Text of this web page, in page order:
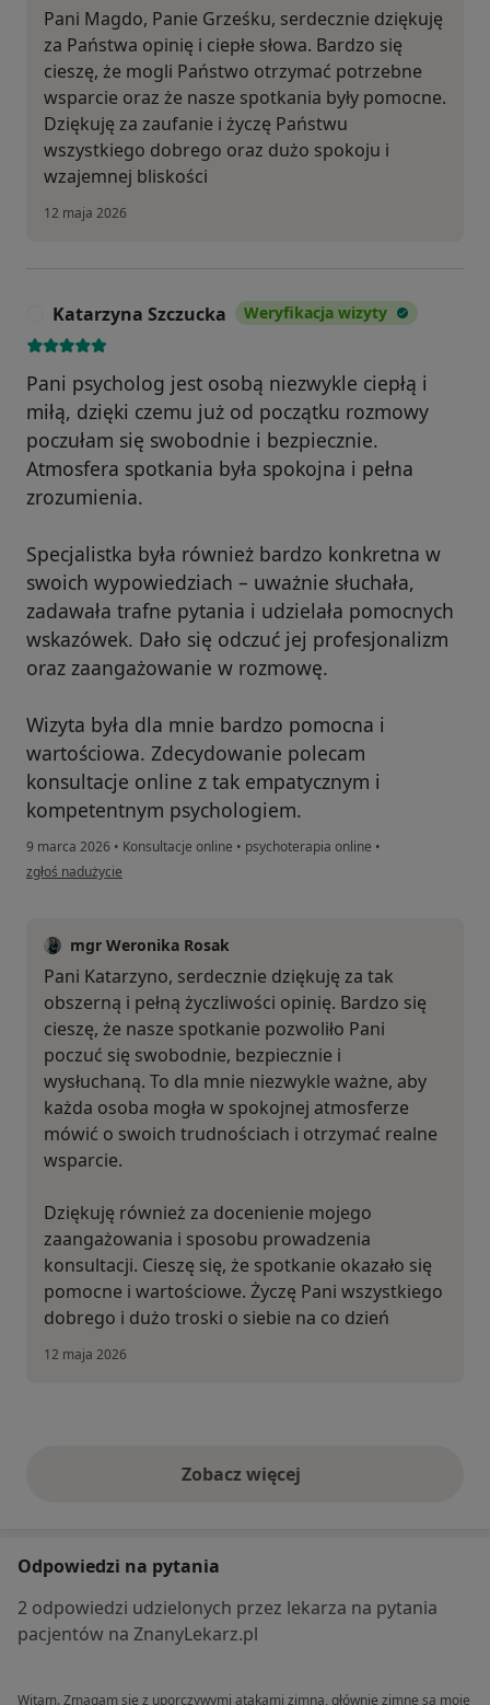
Pani Magdo, Panie Grześku, serdecznie dziękuję
za Państwa opinię i ciepłe słowa. Bardzo się
cieszę, że mogli Państwo otrzymać potrzebne
wsparcie oraz że nasze spotkania były pomocne.
Dziękuję za zaufanie i życzę Państwu
wszystkiego dobrego oraz dużo spokoju i
wzajemnej bliskości
12 maja 2026
Katarzyna Szczucka Weryfikacja wizyty
Pani psycholog jest osobą niezwykle ciepłą i
miłą, dzięki czemu już od początku rozmowy
poczułam się swobodnie i bezpiecznie.
Atmosfera spotkania była spokojna i pełna
zrozumienia.
Specjalistka była również bardzo konkretna w
swoich wypowiedziach – uważnie słuchała,
zadawała trafne pytania i udzielała pomocnych
wskazówek. Dało się odczuć jej profesjonalizm
oraz zaangażowanie w rozmowę.
Wizyta była dla mnie bardzo pomocna i
wartościowa. Zdecydowanie polecam
konsultacje online z tak empatycznym i
kompetentnym psychologiem.
9 marca 2026 • Konsultacje online • psychoterapia online •
w opinii użytkownika Katarzyna Szczucka
zgłoś nadużycie
mgr Weronika Rosak
Pani Katarzyno, serdecznie dziękuję za tak
obszerną i pełną życzliwości opinię. Bardzo się
cieszę, że nasze spotkanie pozwoliło Pani
poczuć się swobodnie, bezpiecznie i
wysłuchaną. To dla mnie niezwykle ważne, aby
każda osoba mogła w spokojnej atmosferze
mówić o swoich trudnościach i otrzymać realne
wsparcie.
Dziękuję również za docenienie mojego
zaangażowania i sposobu prowadzenia
konsultacji. Cieszę się, że spotkanie okazało się
pomocne i wartościowe. Życzę Pani wszystkiego
dobrego i dużo troski o siebie na co dzień
12 maja 2026
Zobacz więcejopinie powyżej
Odpowiedzi na pytania
2 odpowiedzi udzielonych przez lekarza na pytania
pacjentów na ZnanyLekarz.pl
Witam. Zmagam się z uporczywymi atakami zimna, głównie zimne są moje